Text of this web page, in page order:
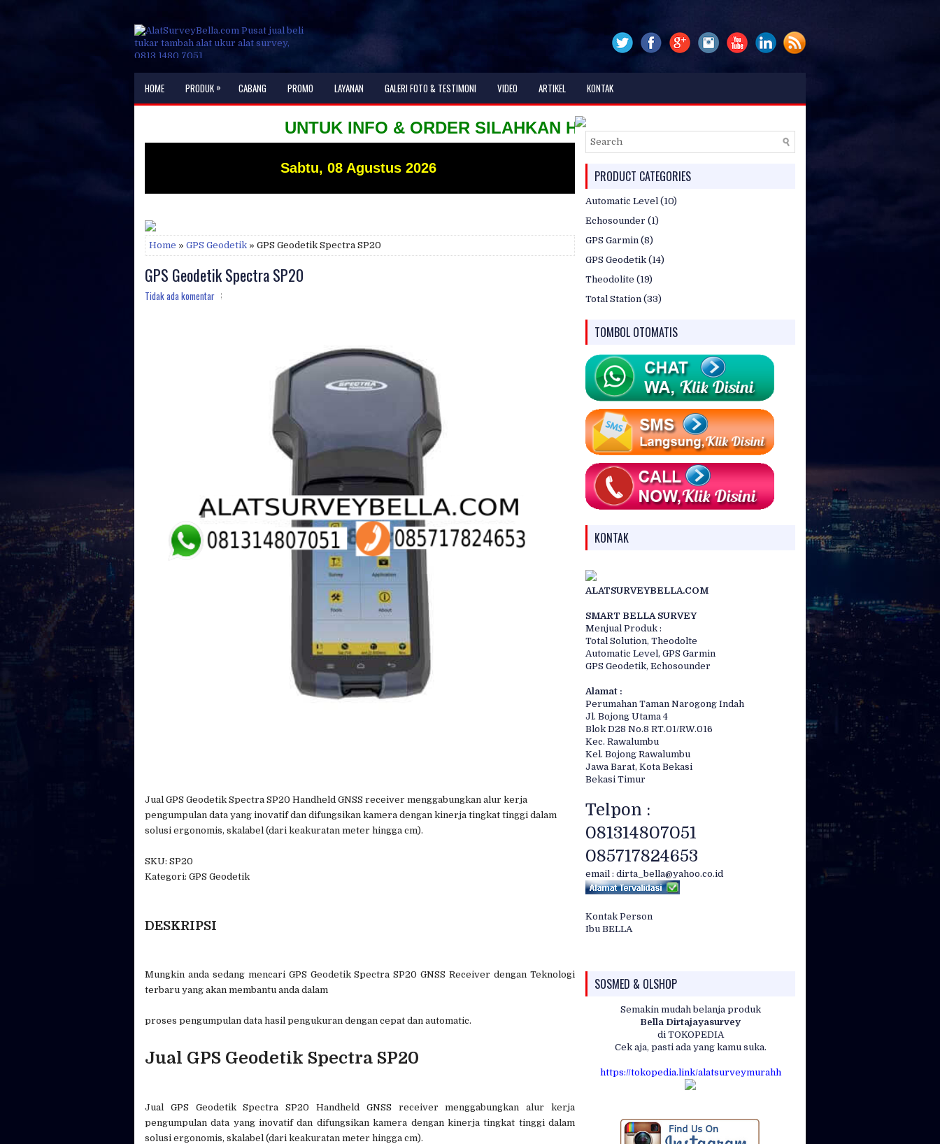
HOME PRODUK » CABANG PROMO LAYANAN GALERI FOTO & TESTIMONI VIDEO ARTIKEL KONTAK
UNTUK INFO & ORDER SILAHKAN HUBUNGI KAMI HP/WA. 081314807051 /
Sabtu, 08 Agustus 2026
Home » GPS Geodetik » GPS Geodetik Spectra SP20
GPS Geodetik Spectra SP20
Tidak ada komentar
Jual GPS Geodetik Spectra SP20 Handheld GNSS receiver menggabungkan alur kerja
pengumpulan data yang inovatif dan difungsikan kamera dengan kinerja tingkat tinggi dalam
solusi ergonomis, skalabel (dari keakuratan meter hingga cm).
SKU: SP20
Kategori: GPS Geodetik
DESKRIPSI
Mungkin anda sedang mencari GPS Geodetik Spectra SP20 GNSS Receiver dengan Teknologi
terbaru yang akan membantu anda dalam
proses pengumpulan data hasil pengukuran dengan cepat dan automatic.
Jual GPS Geodetik Spectra SP20
Jual GPS Geodetik Spectra SP20 Handheld GNSS receiver menggabungkan alur kerja
pengumpulan data yang inovatif dan difungsikan kamera dengan kinerja tingkat tinggi dalam
solusi ergonomis, skalabel (dari keakuratan meter hingga cm).
PRODUCT CATEGORIES
Automatic Level (10)
Echosounder (1)
GPS Garmin (8)
GPS Geodetik (14)
Theodolite (19)
Total Station (33)
TOMBOL OTOMATIS
KONTAK
ALATSURVEYBELLA.COM
SMART BELLA SURVEY
Menjual Produk :
Total Solution, Theodolte
Automatic Level, GPS Garmin
GPS Geodetik, Echosounder
Alamat :
Perumahan Taman Narogong Indah
Jl. Bojong Utama 4
Blok D28 No.8 RT.01/RW.016
Kec. Rawalumbu
Kel. Bojong Rawalumbu
Jawa Barat, Kota Bekasi
Bekasi Timur
Telpon :
081314807051
085717824653
email : dirta_bella@yahoo.co.id
Kontak Person
Ibu BELLA
SOSMED & OLSHOP
Semakin mudah belanja produk
Bella Dirtajayasurvey
di TOKOPEDIA
Cek aja, pasti ada yang kamu suka.
https://tokopedia.link/alatsurveymurahh